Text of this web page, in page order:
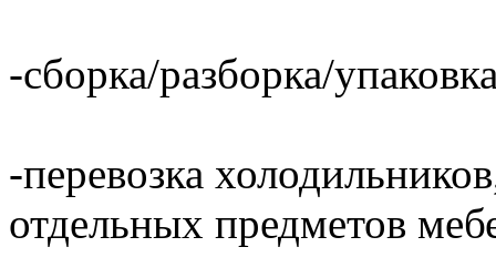
-сборка/разборка/
-перевозка
отдельных предметов